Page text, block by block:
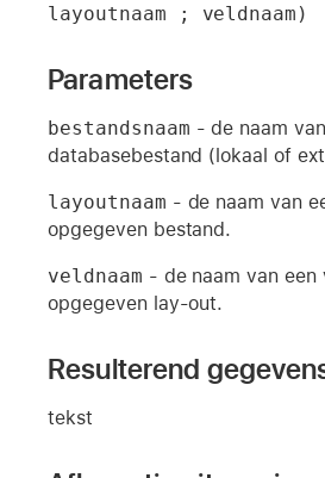
layoutnaam ; veldnaam)
Parameters
bestandsnaam - de naam
databasebestand (lokaal of
layoutnaam - de naam van
opgegeven bestand.
veldnaam - de naam van een
opgegeven lay-out.
Resulterend
tekst